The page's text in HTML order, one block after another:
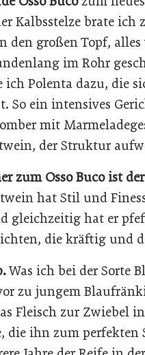
Kalbsstelze brate ich
den großen Topf,
im Rohr
ich Polenta dazu, die
So ein intensives
mit
der Struktur
zum Osso Buco ist
hat Stil und
gleichzeitig hat er
die kräftig und
Was ich bei der Sorte
zu jungem
Fleisch zur Zwiebel
die ihn zum